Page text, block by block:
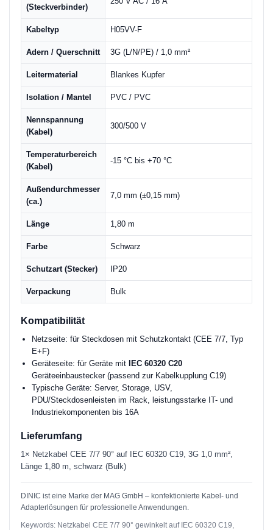
(Steckverbinder)
Kabeltyp H05VV-F
Adern / Querschnitt 3G (L/N/PE) / 1,0 mm²
Leitermaterial Blankes Kupfer
Isolation / Mantel PVC / PVC
Nennspannung
(Kabel)
300/500 V
Temperaturbereich
(Kabel)
-15 °C bis +70 °C
Außendurchmesser
(ca.)
7,0 mm (±0,15 mm)
Länge 1,80 m
Farbe Schwarz
Schutzart (Stecker) IP20
Verpackung Bulk
Kompatibilität
Netzseite: für Steckdosen mit Schutzkontakt (CEE 7/7, Typ
E+F)
Geräteseite: für Geräte mit
IEC 60320 C20
Geräteeinbaustecker (passend zur Kabelkupplung C19)
Typische Geräte: Server, Storage, USV,
PDU/Steckdosenleisten im Rack, leistungsstarke IT- und
Industriekomponenten bis 16A
Lieferumfang
1× Netzkabel CEE 7/7 90° auf IEC 60320 C19, 3G 1,0 mm²,
Länge 1,80 m, schwarz (Bulk)
DINIC ist eine Marke der MAG GmbH – konfektionierte Kabel- und
Adapterlösungen für professionelle Anwendungen.
Keywords: Netzkabel CEE 7/7 90° gewinkelt auf IEC 60320 C19,